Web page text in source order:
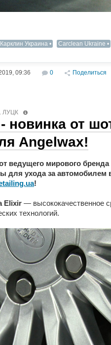
Карклин Украина
Carclean Ukraine
09:36 0 Поделиться
ЛУЦК
новинка от
Angelwax!
ведущего мирового бренда
для ухода за автомобилем
!
Elixir — высококачественное
технологий.